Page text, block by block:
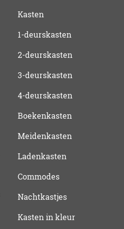
Kasten
1-deurskasten
2-deurskasten
3-deurskasten
4-deurskasten
Boekenkasten
Meidenkasten
Ladenkasten
Commodes
Nachtkastjes
Kasten in kleur